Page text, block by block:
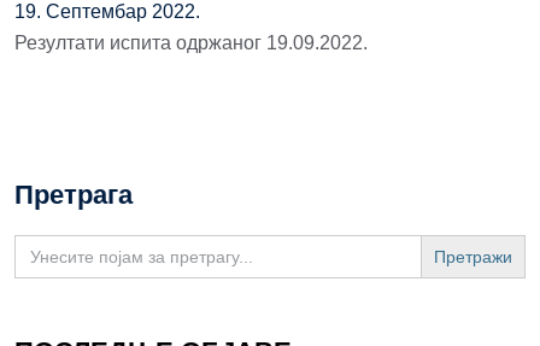
19. Септембар 2022.
Резултати испита одржаног 19.09.2022.
Претрага
Search
for: